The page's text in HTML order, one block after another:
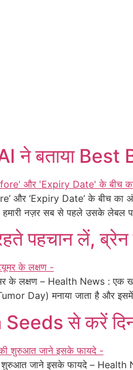
ने बताया Best
और ‘Expiry Date’ के बीच का
हमारी नज़र सब से पहले उसके लेबल
पहचान लें, ब्रेन
के लक्षण – Health News : एक
Day) मनाया जाता है और
से करें
जाने इसके फायदे – Health